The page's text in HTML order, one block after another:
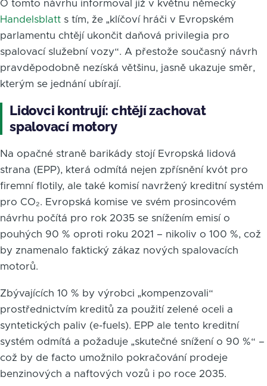
O tomto návrhu informoval již v květnu německý
Handelsblatt s tím, že „klíčoví hráči v Evropském
parlamentu chtějí ukončit daňová privilegia pro
spalovací služební vozy“. A přestože současný návrh
pravděpodobně nezíská většinu, jasně ukazuje směr,
kterým se jednání ubírají.
Lidovci kontrují: chtějí zachovat
spalovací motory
Na opačné straně barikády stojí Evropská lidová
strana (EPP), která odmítá nejen zpřísnění kvót pro
firemní flotily, ale také komisí navržený kreditní systém
pro CO₂. Evropská komise ve svém prosincovém
návrhu počítá pro rok 2035 se snížením emisí o
pouhých 90 % oproti roku 2021 – nikoliv o 100 %, což
by znamenalo faktický zákaz nových spalovacích
motorů.
Zbývajících 10 % by výrobci „kompenzovali“
prostřednictvím kreditů za použití zelené oceli a
syntetických paliv (e-fuels). EPP ale tento kreditní
systém odmítá a požaduje „skutečné snížení o 90 %“ –
což by de facto umožnilo pokračování prodeje
benzinových a naftových vozů i po roce 2035.